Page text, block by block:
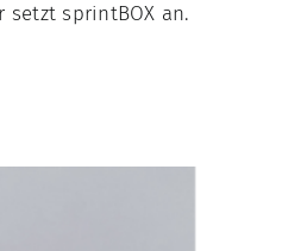
sprintBOX an.